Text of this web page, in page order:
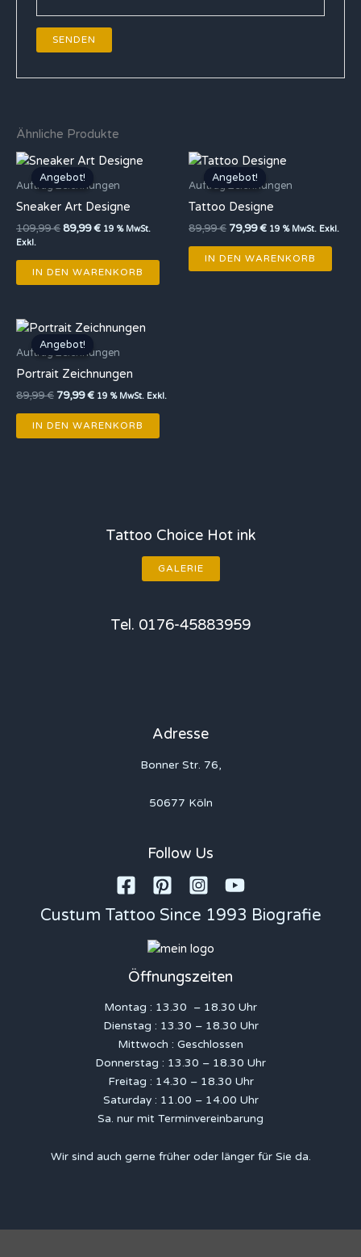
Ähnliche Produkte
Angebot!
Angebot!
Auftrag Zeichnungen
Sneaker Art Designe
109,99€
Ursprünglicher
Preis
war:
89,99€
Aktueller
Preis
ist:
19 % MwSt.
Exkl.
IN DEN WARENKORB
Angebot!
Angebot!
Auftrag Zeichnungen
Tattoo Designe
89,99€
Ursprünglicher
Preis
war:
79,99€
Aktueller
Preis
ist:
19 % MwSt. Exkl.
IN DEN WARENKORB
Angebot!
Angebot!
Auftrag Zeichnungen
Portrait Zeichnungen
89,99€
Ursprünglicher
Preis
war:
79,99€
Aktueller
ist:
19 % MwSt. Exkl.
IN DEN WARENKORB
Tattoo Choice Hot ink
GALERIE
Tel. 0176-45883959
Adresse
Bonner Str. 76,
50677 Köln
Follow Us
Custum Tattoo Since 1993 Biografie
Öffnungszeiten
Montag : 13.30 – 18.30 Uhr
Dienstag : 13.30 – 18.30 Uhr
Mittwoch : Geschlossen
Donnerstag : 13.30 – 18.30 Uhr
Freitag : 14.30 – 18.30 Uhr
Saturday : 11.00 – 14.00 Uhr
Sa. nur mit Terminvereinbarung
Wir sind auch gerne früher oder länger für Sie da.